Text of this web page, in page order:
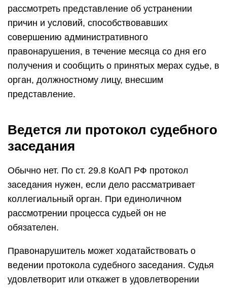
рассмотреть представление об устранении
причин и условий, способствовавших
совершению административного
правонарушения, в течение месяца со дня его
получения и сообщить о принятых мерах судье, в
орган, должностному лицу, внесшим
представление.
Ведется ли протокол судебного
заседания
Обычно нет. По ст. 29.8 КоАП РФ протокол
заседания нужен, если дело рассматривает
коллегиальный орган. При единоличном
рассмотрении процесса судьей он не
обязателен.
Правонарушитель может ходатайствовать о
ведении протокола судебного заседания. Судья
удовлетворит или откажет в удовлетворении